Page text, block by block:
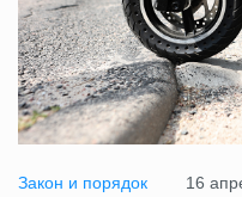
Закон и порядок 16